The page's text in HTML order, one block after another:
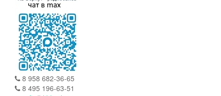
8 958 682-36-65
8 495 196-63-51